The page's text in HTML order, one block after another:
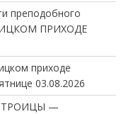
преподобного
ПРИХОДЕ
приходе
03.08.2026
ТРОИЦЫ —